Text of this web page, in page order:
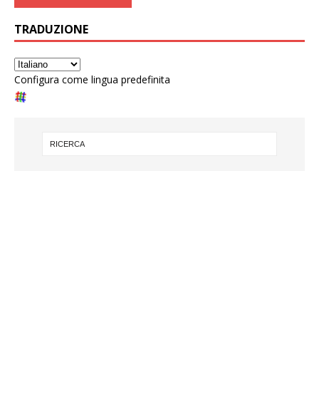
TRADUZIONE
Configura come lingua predefinita